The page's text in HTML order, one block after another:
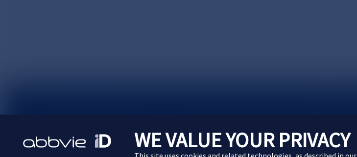
Cookie Preferences
WE VALUE YOUR PRIVACY